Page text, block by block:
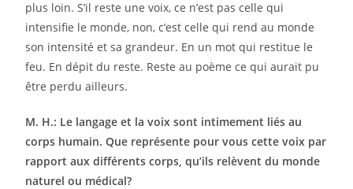
plus loin. S’il reste une voix, ce n’est pas celle qui
intensifie le monde, non, c’est celle qui rend au monde
son intensité et sa grandeur. En un mot qui restitue le
feu. En dépit du reste. Reste au poème ce qui aurait pu
être perdu ailleurs.
M. H.: Le langage et la voix sont intimement liés au
corps humain. Que représente pour vous cette voix par
rapport aux différents corps, qu’ils relèvent du monde
naturel ou médical?